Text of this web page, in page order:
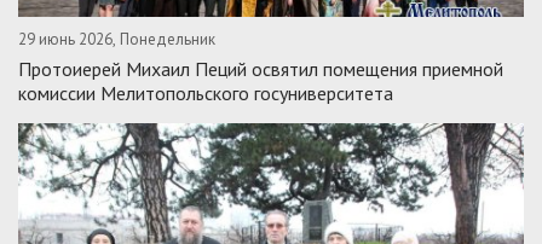
29 июнь 2026, Понедельник
Протоиерей Михаил Пеций освятил помещения приемной
комиссии Мелитопольского госуниверситета